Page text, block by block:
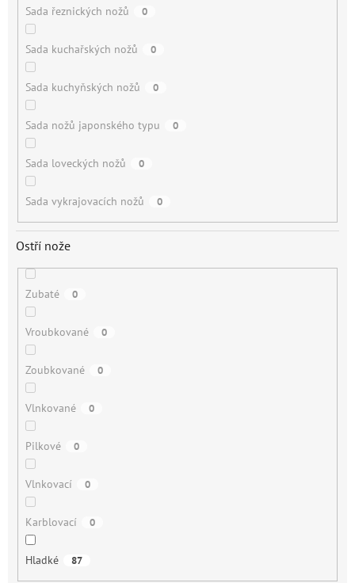
Sada řeznických nožů 0
Sada kuchařských nožů 0
Sada kuchyňských nožů 0
Sada nožů japonského typu 0
Sada loveckých nožů 0
Sada vykrajovacích nožů 0
Ostří nože
Zubaté 0
Vroubkované 0
Zoubkované 0
Vlnkované 0
Pilkové 0
Vlnkovací 0
Karblovací 0
Hladké 87